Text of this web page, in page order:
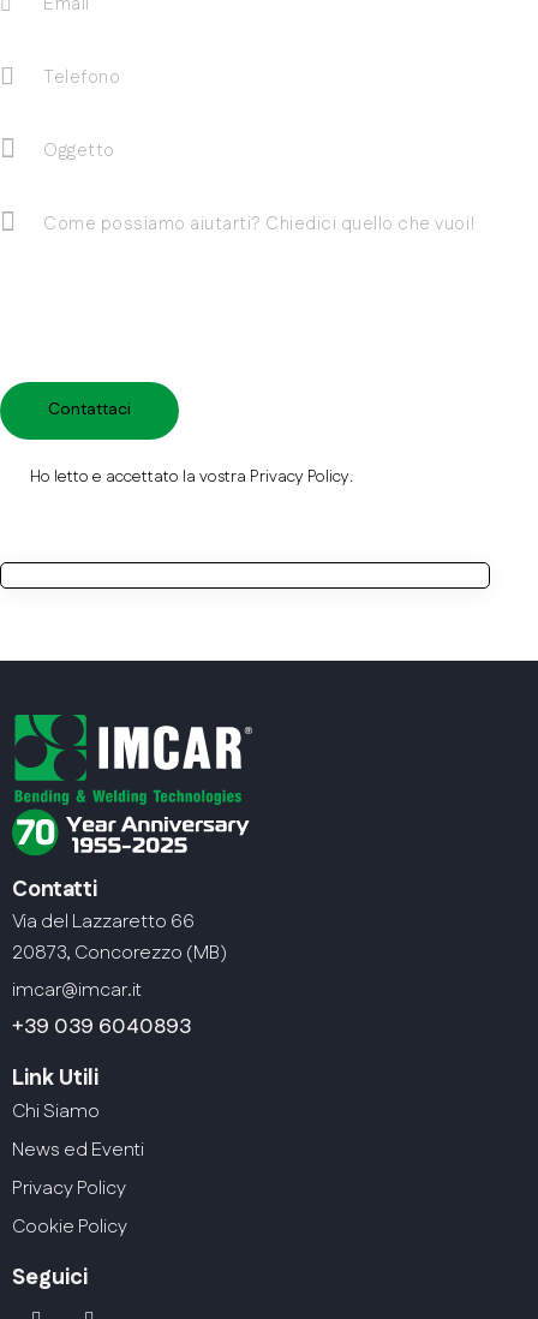
Ho letto e accettato la vostra Privacy Policy.
Contatti
Via del Lazzaretto 66
20873, Concorezzo (MB)
imcar@imcar.it
+39 039 6040893
Link Utili
Chi Siamo
News ed Eventi
Privacy Policy
Cookie Policy
Seguici